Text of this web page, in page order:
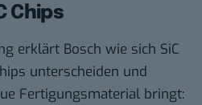
Chips
erklärt Bosch wie sich SiC
unterscheiden und
Fertigungsmaterial bringt: